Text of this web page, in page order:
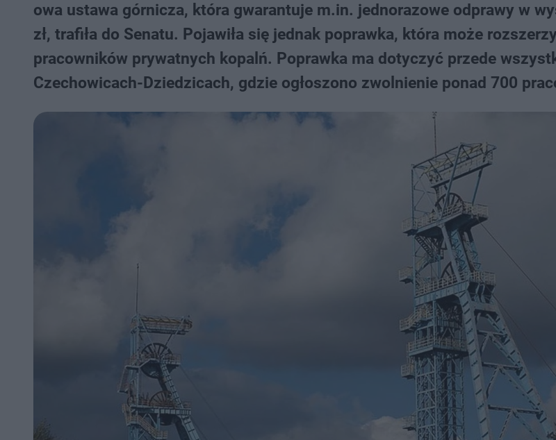
owa ustawa górnicza, która gwarantuje m.in. jednorazowe odprawy w
zł, trafiła do Senatu. Pojawiła się jednak poprawka, która może
pracowników prywatnych kopalń. Poprawka ma dotyczyć przede
Czechowicach-Dziedzicach, gdzie ogłoszono zwolnienie ponad 700